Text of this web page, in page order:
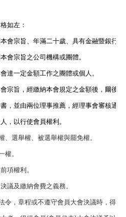
如左：
會宗旨、年滿二十歲、具有金融暨銀行
會宗旨之公司機構或團體。
達一定金額工作之團體或個人。
宗旨，經繳納本會規定之金額後，爾後
，並由兩位理事推薦，經理事會審核通
，以行使會員權利。
、選舉權、被選舉權與罷免權。
權。
項權利。
議及繳納會費之義務。
令，章程或不遵守會員大會決議時，得經